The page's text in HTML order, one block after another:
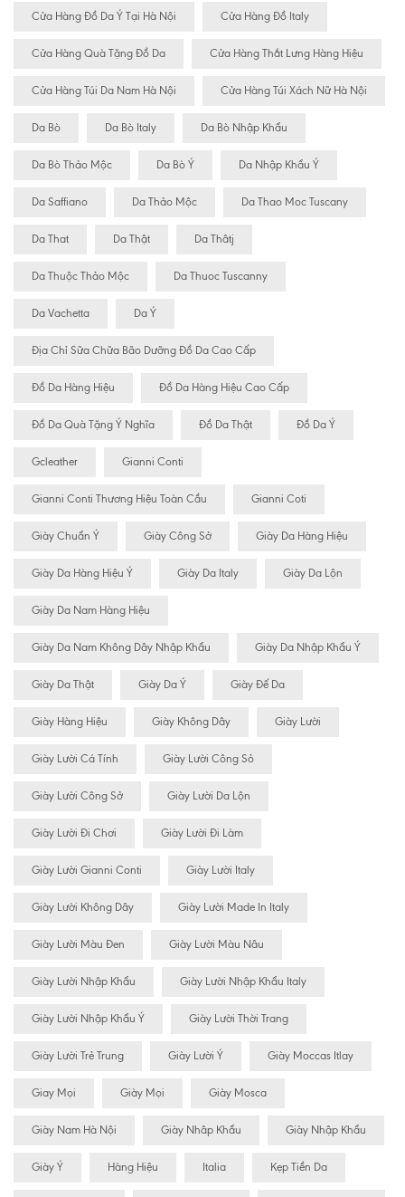
Cửa Hàng Đồ Da Ý Tại Hà Nội Cửa Hàng Đồ Italy
Cửa Hàng Quà Tặng Đồ Da Cửa Hàng Thắt Lưng Hàng Hiệu
Cửa Hàng Túi Da Nam Hà Nội Cửa Hàng Túi Xách Nữ Hà Nội
Da Bò Da Bò Italy Da Bò Nhập Khẩu
Da Bò Thảo Mộc Da Bò Ý Da Nhập Khẩu Ý
Da Saffiano Da Thảo Mộc Da Thao Moc Tuscany
Da That Da Thật Da Thâtj
Da Thuộc Thảo Mộc Da Thuoc Tuscanny
Da Vachetta Da Ý
Địa Chỉ Sữa Chữa Bão Dưỡng Đồ Da Cao Cấp
Đồ Da Hàng Hiệu Đồ Da Hàng Hiệu Cao Cấp
Đồ Da Quà Tặng Ý Nghĩa Đồ Da Thật Đồ Da Ý
Gcleather Gianni Conti
Gianni Conti Thương Hiệu Toàn Cầu Gianni Coti
Giày Chuẩn Ý Giày Công Sở Giày Da Hàng Hiệu
Giày Da Hàng Hiệu Ý Giày Da Italy Giày Da Lộn
Giày Da Nam Hàng Hiệu
Giày Da Nam Không Dây Nhập Khẩu Giày Da Nhập Khẩu Ý
Giày Da Thật Giày Da Ý Giày Đế Da
Giày Hàng Hiệu Giày Không Dây Giày Lười
Giày Lười Cá Tính Giày Lười Công Sỏ
Giày Lười Công Sở Giày Lười Da Lộn
Giày Lười Đi Chơi Giày Lười Đi Làm
Giày Lười Gianni Conti Giày Lười Italy
Giày Lười Không Dây Giày Lười Made In Italy
Giày Lười Màu Đen Giày Lười Màu Nâu
Giày Lười Nhập Khẩu Giày Lười Nhập Khẩu Italy
Giày Lười Nhập Khẩu Ý Giày Lười Thời Trang
Giày Lười Trẻ Trung Giày Lười Ý Giày Moccas Itlay
Giay Mọi Giày Mọi Giày Mosca
Giày Nam Hà Nội Giày Nhâp Khẩu Giày Nhập Khẩu
Giày Ý Hàng Hiệu Italia Kẹp Tiền Da